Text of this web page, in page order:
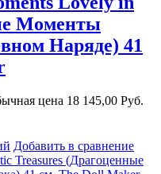
Моменты
Наряде) 41
цена 18 145,00 Руб.
Добавить в сравнение